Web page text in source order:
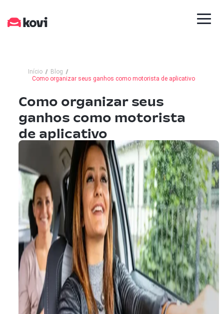
Início
Blog
Como organizar seus ganhos como motorista de aplicativo
Como organizar seus
ganhos como motorista
de aplicativo